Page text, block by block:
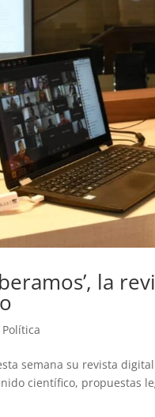
la
Política
semana su revista
científico, propuestas